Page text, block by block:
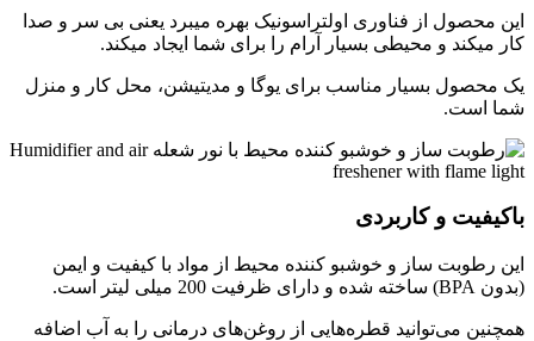
این محصول از فناوری اولتراسونیک بهره میبرد یعنی بی سر و صدا
کار میکند و محیطی بسیار آرام را برای شما ایجاد میکند.
یک محصول بسیار مناسب برای یوگا و مدیتیشن، محل کار و منزل
شما است.
باکیفیت و کاربردی
این رطوبت ساز و خوشبو کننده محیط از مواد با کیفیت و ایمن
(بدون BPA) ساخته شده و دارای ظرفیت 200 میلی لیتر است.
همچنین می‌توانید قطره‌هایی از روغن‌های درمانی را به آب اضافه